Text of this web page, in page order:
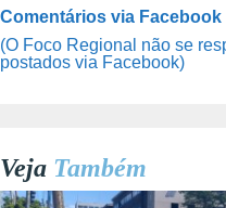
Comentários via Facebook
(O Foco Regional não se
postados via Facebook)
Veja Também